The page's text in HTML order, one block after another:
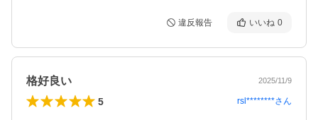
違反報告 いいね 0
格好良い 2025/11/9
5 rsl********さん